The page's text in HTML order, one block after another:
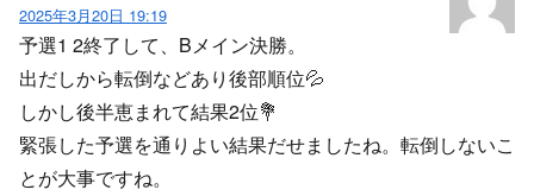
2025年3月20日 19:19
予選1 2終了して、Bメイン決勝。
出だしから転倒などあり後部順位💦
しかし後半恵まれて結果2位💐
緊張した予選を通りよい結果だせましたね。転倒しないこ
とが大事ですね。